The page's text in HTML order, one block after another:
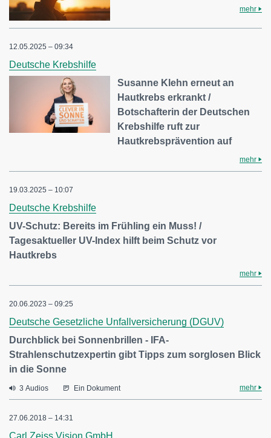
mehr
12.05.2025 – 09:34
Deutsche Krebshilfe
Susanne Klehn erneut an
Hautkrebs erkrankt /
Botschafterin der Deutschen
Krebshilfe ruft zur
Hautkrebsprävention auf
mehr
19.03.2025 – 10:07
Deutsche Krebshilfe
UV-Schutz: Bereits im Frühling ein Muss! /
Tagesaktueller UV-Index hilft beim Schutz vor
Hautkrebs
mehr
20.06.2023 – 09:25
Deutsche Gesetzliche Unfallversicherung (DGUV)
Durchblick bei Sonnenbrillen - IFA-
Strahlenschutzexpertin gibt Tipps zum sorglosen Blick
in die Sonne
3 Audios Ein Dokument mehr
27.06.2018 – 14:31
Carl Zeiss Vision GmbH